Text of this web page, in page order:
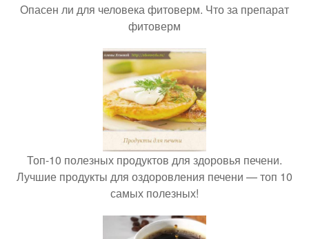
Опасен ли для человека фитоверм. Что за препарат
фитоверм
Топ-10 полезных продуктов для здоровья печени.
Лучшие продукты для оздоровления печени — топ 10
самых полезных!